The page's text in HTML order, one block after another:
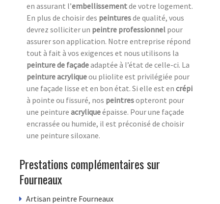
en assurant l’embellissementde votre logement.
En plus de choisir des peinturesde qualité, vous
devrez solliciter un peintre professionnel pour
assurer son application. Notre entreprise répond
tout à fait à vos exigences et nous utilisons la
peinture de façadeadaptée à l’état de celle-ci. La
peinture acryliqueou pliolite est privilégiée pour
une façade lisse et en bon état. Si elle est en crépi
à pointe ou fissuré, nos peintresopteront pour
une peinture acryliqueépaisse. Pour une façade
encrassée ou humide, il est préconisé de choisir
une peinture siloxane.
Prestations complémentaires sur
Fourneaux
Artisan peintre Fourneaux